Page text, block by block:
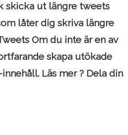
skicka ut längre tweets
låter dig skriva längre
Om du inte är en av
skapa utökade
Läs mer ? Dela din